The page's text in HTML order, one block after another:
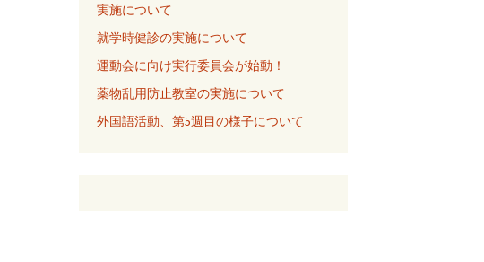
実施について
就学時健診の実施について
運動会に向け実行委員会が始動！
薬物乱用防止教室の実施について
外国語活動、第5週目の様子について